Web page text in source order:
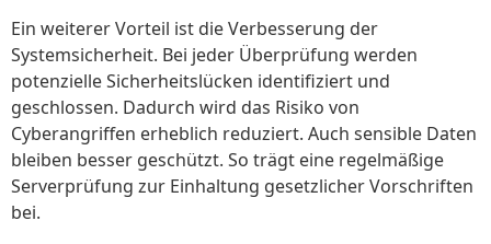
Ein weiterer Vorteil ist die Verbesserung der
Systemsicherheit. Bei jeder Überprüfung werden
potenzielle Sicherheitslücken identifiziert und
geschlossen. Dadurch wird das Risiko von
Cyberangriffen erheblich reduziert. Auch sensible Daten
bleiben besser geschützt. So trägt eine regelmäßige
Serverprüfung zur Einhaltung gesetzlicher Vorschriften
bei.